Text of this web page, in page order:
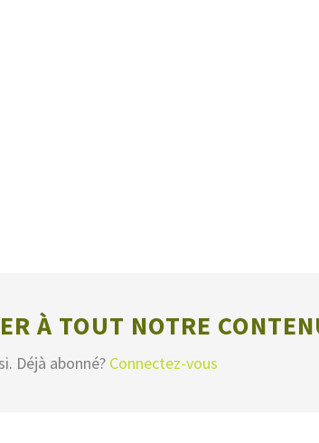
À TOUT NOTRE
Déjà abonné? Connectez-vous